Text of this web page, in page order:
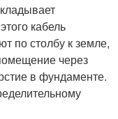
кабель
по столбу к земле,
через
в фундаменте.